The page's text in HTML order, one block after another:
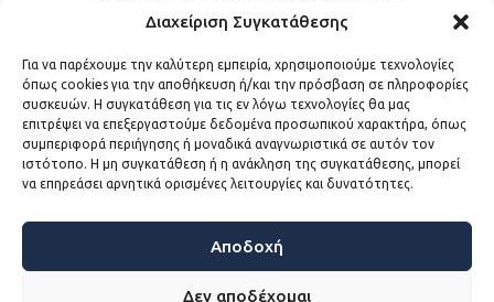
Διαχείριση Συγκατάθεσης
Για να παρέχουμε την καλύτερη εμπειρία, χρησιμοποιούμε τεχνολογίες
όπως cookies για την αποθήκευση ή/και την πρόσβαση σε πληροφορίες
συσκευών. Η συγκατάθεση για τις εν λόγω τεχνολογίες θα μας
επιτρέψει να επεξεργαστούμε δεδομένα προσωπικού χαρακτήρα, όπως
συμπεριφορά περιήγησης ή μοναδικά αναγνωριστικά σε αυτόν τον
ιστότοπο. Η μη συγκατάθεση ή η ανάκληση της συγκατάθεσης, μπορεί
να επηρεάσει αρνητικά ορισμένες λειτουργίες και δυνατότητες.
Αποδοχή
Δεν αποδέχομαι
Τηλέφωνα:
+30 213-2147500
Email:
info@kede.gr
ΧΡΗΣΙΜΟΙ ΣΥΝΔΕΣΜΟΙ
Η ΚΕΔΕ
Sitemap
Προσβασιμότητα
Όροι χρήσης